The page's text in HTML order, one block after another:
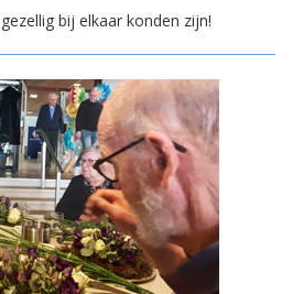
bij elkaar konden zijn!